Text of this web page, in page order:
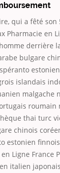
qui a fêté
Pharmacie en
derrière
bulgare
islandais
malgache
roumain
thai turc
chinois
estonien
Ligne France
italien